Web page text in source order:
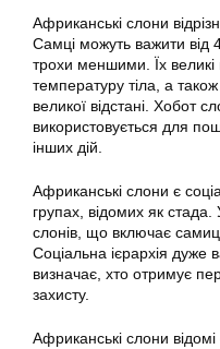
Африканські слони
Самці можуть важити від
трохи меншими. Їх
температуру тіла, а
великої відстані. Хобот
використовується для
інших дій.
Африканські слони є
групах, відомих як
слонів, що включає
Соціальна ієрархія дуже
визначає, хто отримує
захисту.
Африканські слони